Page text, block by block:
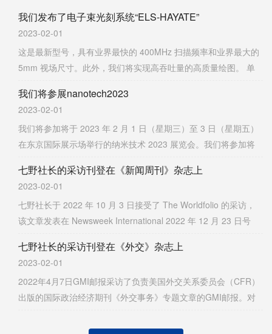
我们发布了电子束光刻系统“ELS-HAYATE”
2023-02-01
这是最新型号，具有业界最快的 400MHz 扫描频率和业界最大的
5mm 视场尺寸。此外，我们将实现高吞吐量的高质量绘图。 单
的400MHz扫描频率和业界最大的5mm批量绘图视场尺寸，最大
束流为800nA的大电流电子光学系。
我们将参展nanotech2023
2023-02-01
我们将参加将于 2023 年 2 月 1 日（星期三）至 3 日（星期五）
在东京国际展示场举行的纳米技术 2023 展览会。我们将参加将
览中心举办的纳米技术 2023 展览会。
七野社长的采访刊登在《新闻周刊》杂志上
2023-02-01
七野社长于 2022 年 10 月 3 日接受了 The Worldfolio 的采访，
该文章发表在 Newsweek International 2022 年 12 月 23 日号
责改变研发格局的纳米技术的公司”。
七野社长的采访刊登在《外交》杂志上
2023-02-01
2022年4月7日GMI邮报采访了负责美国外交关系委员会（CFR）
出版的国际政治经济期刊《外交事务》专题文章的GMI邮报。对
022 Edition》。2022 年 4 月 7 日接受 GMI 邮报采访。